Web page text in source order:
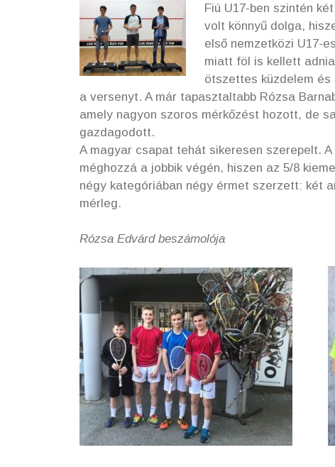
Fiú U17-ben szintén
volt könnyű dolga,
első nemzetközi U17-
miatt föl is kellett
ötszettes küzdelem
a versenyt. A már tapasztaltabb Rózsa
amely nagyon szoros mérkőzést hozott, de
gazdagodott.
A magyar csapat tehát sikeresen szerepelt.
méghozzá a jobbik végén, hiszen az 5/8
négy kategóriában négy érmet szerzett: két
mérleg.
Rózsa Edvárd beszámolója